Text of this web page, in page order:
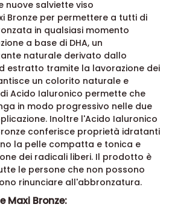
nuove salviette viso
Bronze per permettere a tutti di
in qualsiasi momento
a base di DHA, un
naturale derivato dallo
estratto tramite la lavorazione dei
un colorito naturale e
Acido Ialuronico permette che
in modo progressivo nelle due
Inoltre l'Acido Ialuronico
conferisce proprietà idratanti
la pelle compatta e tonica e
dei radicali liberi. Il prodotto è
le persone che non possono
rinunciare all'abbronzatura.
Maxi Bronze: